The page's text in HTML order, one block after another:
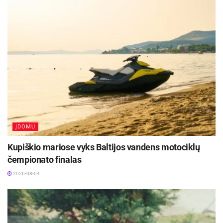
istoriniu šleifu, kažkada čia buvusiu raudonųjų
žibintų kvartalu“, – mano T. Šimkus.
Pasak dailininko, dauguma žmonių šį piešinį
įvertino pozityviai. Juo labiau kad piešiniui
pasirinktas apleisto pastato fasadas, matomas
iš judrios Vilniaus gatvės.
„Norint suprasti gatvės meną nereikia instrukcijų,
svarbu pajausti emociją. Tai priminimas apie
gražią vaikystę, fantazijas, svajones“, – teigia
Vaikui reikia abiejų tėvų
ĮDOMU
Kupiškio mariose vyks Baltijos vandens motociklų
čempionato finalas
2026-08-04